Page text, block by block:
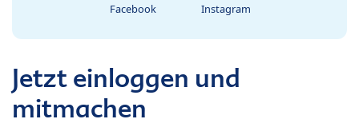
Facebook Instagram
Jetzt einloggen und
mitmachen